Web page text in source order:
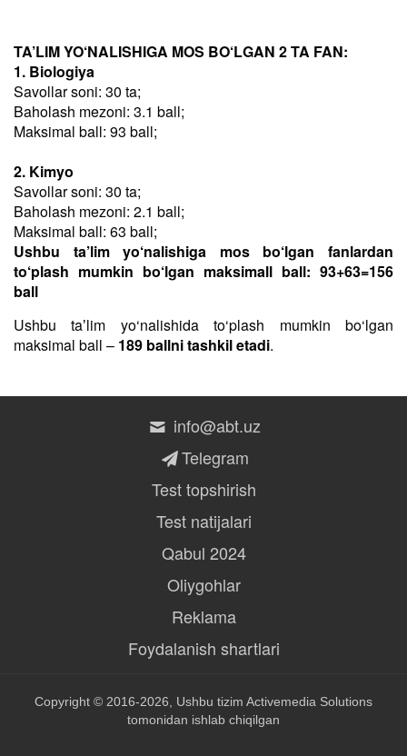
TA’LIM YO‘NALISHIGA MOS BO‘LGAN 2 TA FAN:
1. Biologiya
Savollar soni: 30 ta;
Baholash mezoni: 3.1 ball;
Maksimal ball: 93 ball;
2. Kimyo
Savollar soni: 30 ta;
Baholash mezoni: 2.1 ball;
Maksimal ball: 63 ball;
Ushbu ta’lim yo‘nalishiga mos bo‘lgan fanlardan
to‘plash mumkin bo‘lgan maksimall ball: 93+63=156
ball
Ushbu taʼlim yo‘nalishida to‘plash mumkin bo‘lgan
maksimal ball – 189 ballni tashkil etadi.
info@abt.uz
Telegram
Test topshirish
Test natijalari
Qabul 2024
Oliygohlar
Reklama
Foydalanish shartlari
Copyright © 2016-2026, Ushbu tizim Activemedia Solutions
tomonidan ishlab chiqilgan